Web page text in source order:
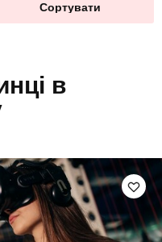
Сортувати
в